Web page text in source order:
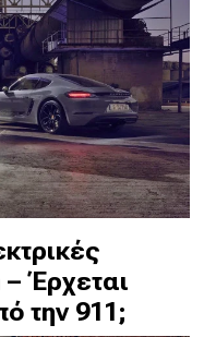
Έρχεται
την 911;